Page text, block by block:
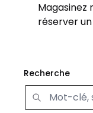
Magasinez
réserver
Recherche